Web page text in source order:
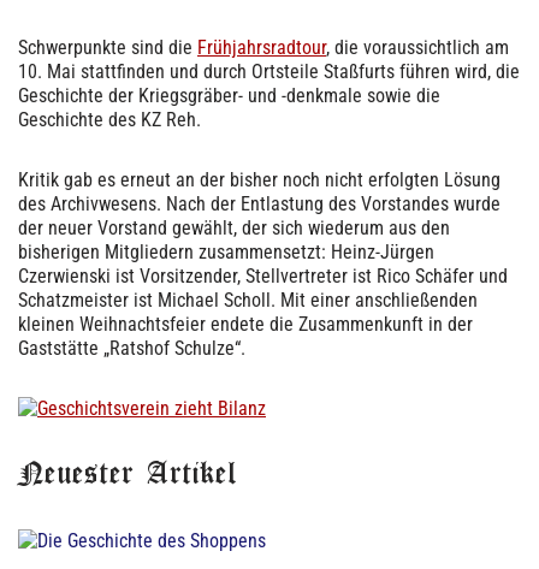
Schwerpunkte sind die Frühjahrsradtour, die voraussichtlich am
10. Mai stattfinden und durch Ortsteile Staßfurts führen wird, die
Geschichte der Kriegsgräber- und -denkmale sowie die
Geschichte des KZ Reh.
Kritik gab es erneut an der bisher noch nicht erfolgten Lösung
des Archivwesens. Nach der Entlastung des Vorstandes wurde
der neuer Vorstand gewählt, der sich wiederum aus den
bisherigen Mitgliedern zusammensetzt: Heinz-Jürgen
Czerwienski ist Vorsitzender, Stellvertreter ist Rico Schäfer und
Schatzmeister ist Michael Scholl. Mit einer anschließenden
kleinen Weihnachtsfeier endete die Zusammenkunft in der
Gaststätte „Ratshof Schulze“.
Neuester Artikel